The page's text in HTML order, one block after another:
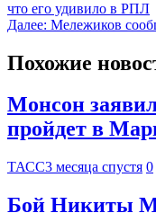
что его удивило в РПЛ
Далее: Мележиков
Похожие
Монсон
пройдет в
ТАСС3 месяца спустя 0
Бой Никиты